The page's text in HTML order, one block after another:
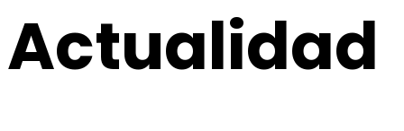
Actualidad